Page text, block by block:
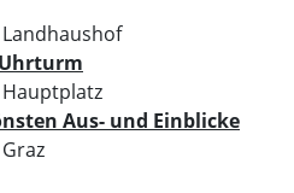
Aus- und Einblicke